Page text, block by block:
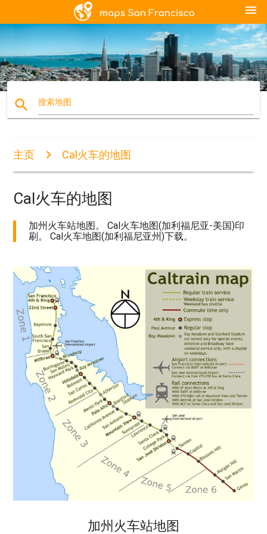
menu
search 搜索地图
主页 Cal火车的地图
Cal火车的地图
加州火车站地图。 Cal火车地图(加利福尼亚-美国)印
刷。 Cal火车地图(加利福尼亚州)下载。
加州火车站地图